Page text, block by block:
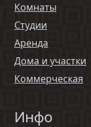
Комнаты
Студии
Аренда
Дома и участки
Коммерческая
Инфо